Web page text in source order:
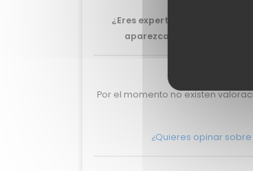
¿Eres experto y quieres que
aparezca aquí?
Por el momento no existen
¿Quieres opinar